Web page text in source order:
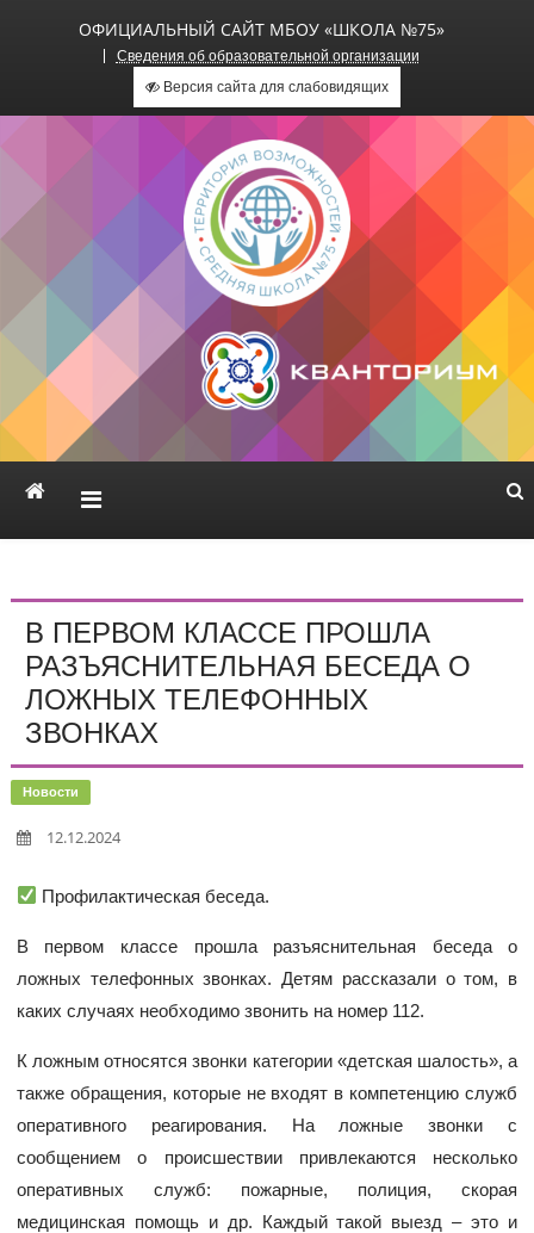
ОФИЦИАЛЬНЫЙ САЙТ МБОУ «ШКОЛА №75»
Сведения об образовательной организации
Версия сайта для слабовидящих
Официальный сайт МБОУ
«Школа №75»
В ПЕРВОМ КЛАССЕ ПРОШЛА
РАЗЪЯСНИТЕЛЬНАЯ БЕСЕДА О
ЛОЖНЫХ ТЕЛЕФОННЫХ
ЗВОНКАХ
Новости
12.12.2024
Профилактическая беседа.
В первом классе прошла разъяснительная беседа о
ложных телефонных звонках. Детям рассказали о том, в
каких случаях необходимо звонить на номер 112.
К ложным относятся звонки категории «детская шалость», а
также обращения, которые не входят в компетенцию служб
оперативного реагирования. На ложные звонки с
сообщением о происшествии привлекаются несколько
оперативных служб: пожарные, полиция, скорая
медицинская помощь и др. Каждый такой выезд – это и